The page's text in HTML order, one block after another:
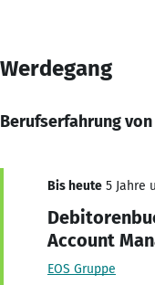
Werdegang
Berufserfahrung
Bis heute 5 Jahre
Account
EOS Gruppe